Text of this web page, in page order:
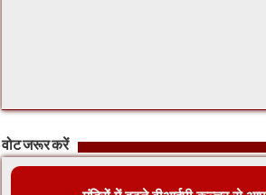
वोट जरूर करें